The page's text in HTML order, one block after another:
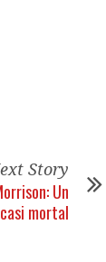
Story
Un
mortal